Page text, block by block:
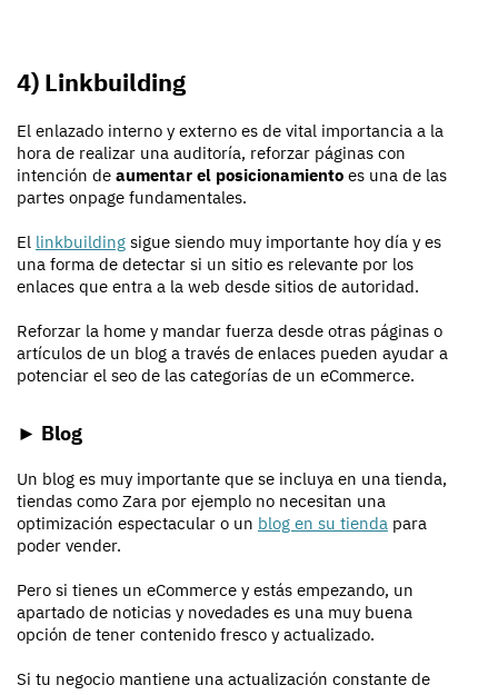
4) Linkbuilding
El enlazado interno y externo es de vital importancia a la
hora de realizar una auditoría, reforzar páginas con
intención de aumentar el posicionamiento es una de las
partes onpage fundamentales.
El linkbuilding sigue siendo muy importante hoy día y es
una forma de detectar si un sitio es relevante por los
enlaces que entra a la web desde sitios de autoridad.
Reforzar la home y mandar fuerza desde otras páginas o
artículos de un blog a través de enlaces pueden ayudar a
potenciar el seo de las categorías de un eCommerce.
► Blog
Un blog es muy importante que se incluya en una tienda,
tiendas como Zara por ejemplo no necesitan una
optimización espectacular o un blog en su tienda para
poder vender.
Pero si tienes un eCommerce y estás empezando, un
apartado de noticias y novedades es una muy buena
opción de tener contenido fresco y actualizado.
Si tu negocio mantiene una actualización constante de